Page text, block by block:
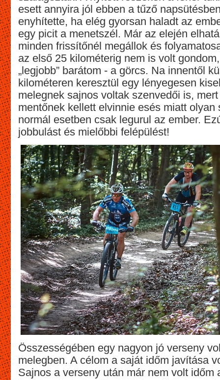
esett annyira jól ebben a tűző
enyhítette, ha elég gyorsan haladt az
egy picit a menetszél. Már az elején
minden frissítőnél megállok és
az első 25 kilométerig nem is volt
„legjobb” barátom - a görcs. Na innentől
kilométeren keresztül egy lényegesen
melegnek sajnos voltak szenvedői is,
mentőnek kellett elvinnie esés miatt olyan
normál esetben csak legurul az ember.
jobbulást és mielőbbi felépülést!
Összességében egy nagyon jó verseny
melegben. A célom a saját időm javítása
Sajnos a verseny után már nem volt időm